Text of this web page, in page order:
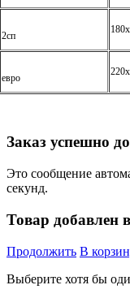
2сп
евро
Заказ успешно
Это сообщение
секунд.
Товар добавлен
Продолжить В
Выберите хотя бы